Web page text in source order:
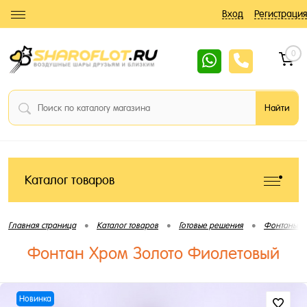
Вход Регистрация
0
Каталог товаров
Главная страница • Каталог товаров • Готовые решения • Фонтаны
Фонтан Хром Золото Фиолетовый
Новинка